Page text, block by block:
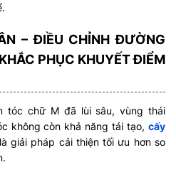
– ĐIỀU CHỈNH ĐƯỜNG
PHỤC KHUYẾT ĐIỂM
tóc chữ M đã lùi sâu, vùng thái
không còn khả năng tái tạo, cấy
giải pháp cải thiện tối ưu hơn so